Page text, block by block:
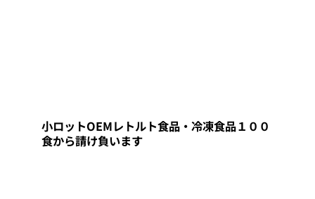
小ロットOEMレトルト食品・冷凍食品１００
食から請け負います